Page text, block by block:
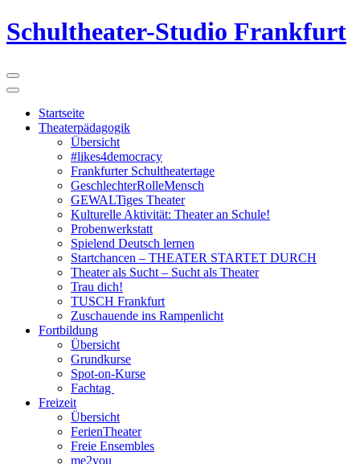
Schultheater-Studio Frankfurt
Startseite
Theaterpädagogik
Übersicht
#likes4democracy
Frankfurter Schultheatertage
GeschlechterRolleMensch
GEWALTiges Theater
Kulturelle Aktivität: Theater an Schule!
Probenwerkstatt
Spielend Deutsch lernen
Startchancen – THEATER STARTET DURCH
Theater als Sucht – Sucht als Theater
Trau dich!
TUSCH Frankfurt
Zuschauende ins Rampenlicht
Fortbildung
Übersicht
Grundkurse
Spot-on-Kurse
Fachtag
Freizeit
Übersicht
FerienTheater
Freie Ensembles
me2you